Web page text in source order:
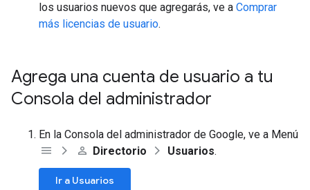
los usuarios nuevos que agregarás, ve a Comprar
más licencias de usuario.
Agrega una cuenta de usuario a tu
Consola del administrador
En la Consola del administrador de Google, ve a Menú
Directorio
Usuarios.
Ir a Usuarios